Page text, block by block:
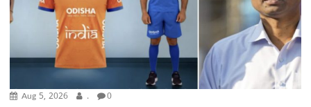
Aug 5, 2026 . 0